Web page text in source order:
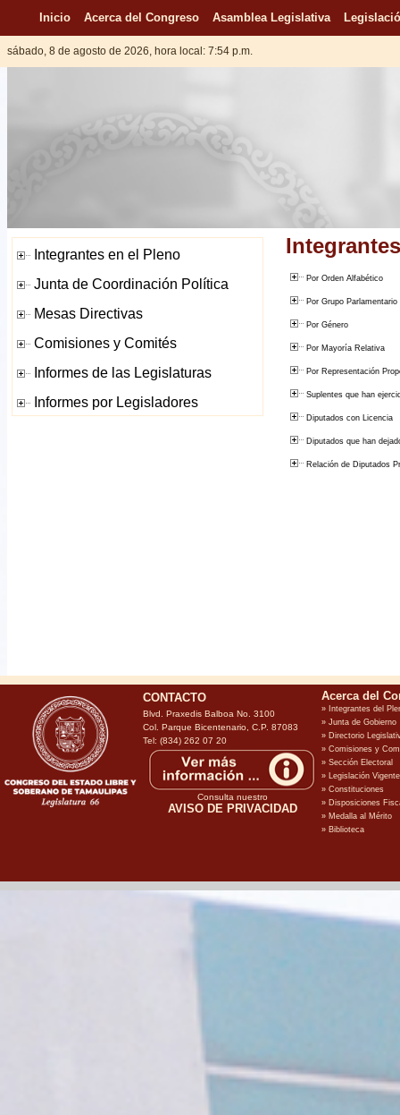
Inicio Acerca del Congreso Asamblea Legislativa
sábado, 8 de agosto de 2026, hora local: 7:54 p.m.
Por Orden Alfabético
Por Grupo
Por Género
Por Mayoría Relativa
Por Representación
Suplentes que han
Diputados con Licencia
Diputados que han
Relación de Diputados
CONTACTO
Blvd. Praxedis Balboa No. 3100
Col. Parque Bicentenario, C.P. 87083
Tel: (834) 262 07 20
Consulta nuestro
AVISO DE PRIVACIDAD